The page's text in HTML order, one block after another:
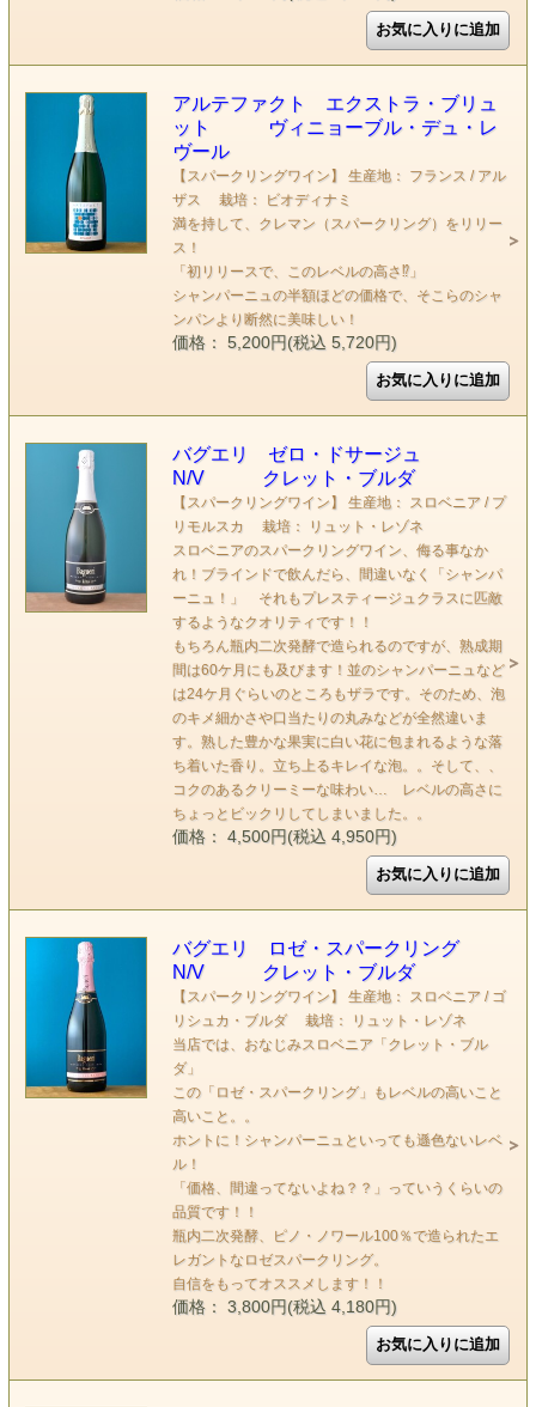
アルテファクト エクストラ・ブリュ
ット ヴィニョーブル・デュ・レ
ヴール
【スパークリングワイン】 生産地： フランス / アル
ザス 栽培： ビオディナミ
満を持して、クレマン（スパークリング）をリリー
ス！
「初リリースで、このレベルの高さ⁉️」
シャンパーニュの半額ほどの価格で、そこらのシャ
ンパンより断然に美味しい！
価格： 5,200円(税込 5,720円)
バグエリ ゼロ・ドサージュ
N/V クレット・ブルダ
【スパークリングワイン】 生産地： スロベニア / プ
リモルスカ 栽培： リュット・レゾネ
スロベニアのスパークリングワイン、侮る事なか
れ！ブラインドで飲んだら、間違いなく「シャンパ
ーニュ！」 それもプレスティージュクラスに匹敵
するようなクオリティです！！
もちろん瓶内二次発酵で造られるのですが、熟成期
間は60ケ月にも及びます！並のシャンパーニュなど
は24ケ月ぐらいのところもザラです。そのため、泡
のキメ細かさや口当たりの丸みなどが全然違いま
す。熟した豊かな果実に白い花に包まれるような落
ち着いた香り。立ち上るキレイな泡。。そして、、
コクのあるクリーミーな味わい… レベルの高さに
ちょっとビックリしてしまいました。。
価格： 4,500円(税込 4,950円)
バグエリ ロゼ・スパークリング
N/V クレット・ブルダ
【スパークリングワイン】 生産地： スロベニア / ゴ
リシュカ・ブルダ 栽培： リュット・レゾネ
当店では、おなじみスロベニア「クレット・ブル
ダ」
この「ロゼ・スパークリング」もレベルの高いこと
高いこと。。
ホントに！シャンパーニュといっても遜色ないレベ
ル！
「価格、間違ってないよね？？」っていうくらいの
品質です！！
瓶内二次発酵、ピノ・ノワール100％で造られたエ
レガントなロゼスパークリング。
自信をもってオススメします！！
価格： 3,800円(税込 4,180円)